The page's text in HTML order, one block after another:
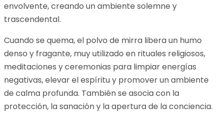
envolvente, creando un ambiente solemne y
trascendental.
Cuando se quema, el polvo de mirra libera un humo
denso y fragante, muy utilizado en rituales religiosos,
meditaciones y ceremonias para limpiar energías
negativas, elevar el espíritu y promover un ambiente
de calma profunda. También se asocia con la
protección, la sanación y la apertura de la conciencia.